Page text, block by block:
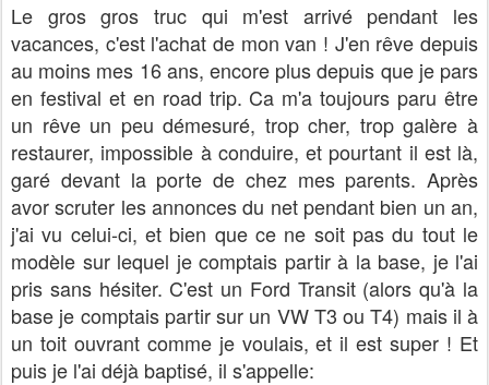
Le gros gros truc qui m'est arrivé pendant les
vacances, c'est l'achat de mon van ! J'en rêve depuis
au moins mes 16 ans, encore plus depuis que je pars
en festival et en road trip. Ca m'a toujours paru être
un rêve un peu démesuré, trop cher, trop galère à
restaurer, impossible à conduire, et pourtant il est là,
garé devant la porte de chez mes parents. Après
avor scruter les annonces du net pendant bien un an,
j'ai vu celui-ci, et bien que ce ne soit pas du tout le
modèle sur lequel je comptais partir à la base, je l'ai
pris sans hésiter. C'est un Ford Transit (alors qu'à la
base je comptais partir sur un VW T3 ou T4) mais il à
un toit ouvrant comme je voulais, et il est super ! Et
puis je l'ai déjà baptisé, il s'appelle: